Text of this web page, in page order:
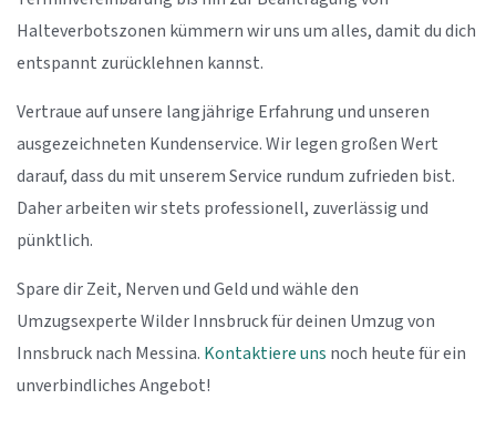
Halteverbotszonen kümmern wir uns um alles, damit du dich
entspannt zurücklehnen kannst.
Vertraue auf unsere langjährige Erfahrung und unseren
ausgezeichneten Kundenservice. Wir legen großen Wert
darauf, dass du mit unserem Service rundum zufrieden bist.
Daher arbeiten wir stets professionell, zuverlässig und
pünktlich.
Spare dir Zeit, Nerven und Geld und wähle den
Umzugsexperte Wilder Innsbruck für deinen Umzug von
Innsbruck nach Messina. Kontaktiere uns noch heute für ein
unverbindliches Angebot!